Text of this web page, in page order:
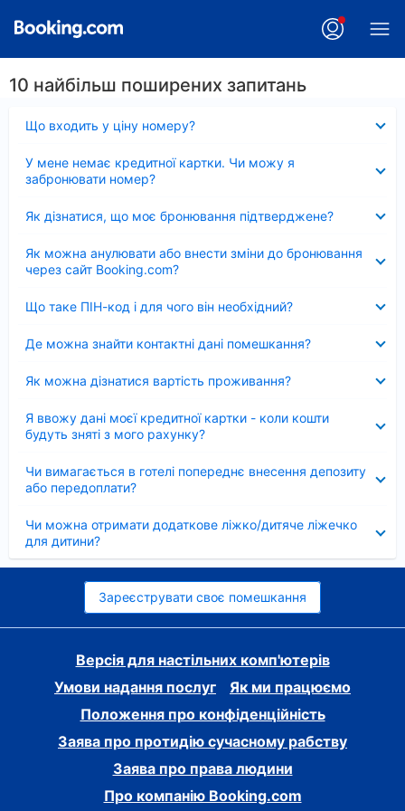
10 найбільш поширених запитань
Що входить у ціну номеру?
У мене немає кредитної картки. Чи можу я
забронювати номер?
Як дізнатися, що моє бронювання підтверджене?
Як можна анулювати або внести зміни до бронювання
через сайт Booking.com?
Що таке ПІН-код і для чого він необхідний?
Де можна знайти контактні дані помешкання?
Як можна дізнатися вартість проживання?
Я ввожу дані моєї кредитної картки - коли кошти
будуть зняті з мого рахунку?
Чи вимагається в готелі попереднє внесення депозиту
або передоплати?
Чи можна отримати додаткове ліжко/дитяче ліжечко
для дитини?
Зареєструвати своє помешкання
Версія для настільних комп'ютерів
Умови надання послуг
Як ми працюємо
Положення про конфіденційність
Заява про протидію сучасному рабству
Заява про права людини
Про компанію Booking.com